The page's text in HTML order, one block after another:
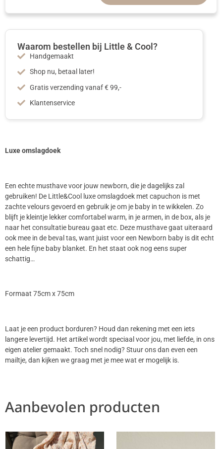
Waarom bestellen bij Little & Cool?
Handgemaakt
Shop nu, betaal later!
Gratis verzending vanaf € 99,-
Klantenservice
Luxe omslagdoek
Een echte musthave voor jouw newborn, die je dagelijks zal
gebruiken! De Little&Cool luxe omslagdoek met capuchon is met
zachte velours gevoerd en gebruik je om je baby in te wikkelen. Zo
blijft je kleintje lekker comfortabel warm, in je armen, in de box, als je
naar het consultatie bureau gaat etc. Deze musthave gaat uiteraard
ook mee in de beval tas, want juist voor een Newborn baby is dit echt
een hele fijne baby blanket. En het staat ook nog eens super
schattig…
Formaat 75cm x 75cm
Laat je een product borduren? Houd dan rekening met een iets
langere levertijd. Het artikel wordt speciaal voor jou, met liefde, in ons
eigen atelier gemaakt. Toch snel nodig? Stuur ons dan even een
mailtje, dan kijken we graag met je mee wat er mogelijk is.
Aanbevolen producten